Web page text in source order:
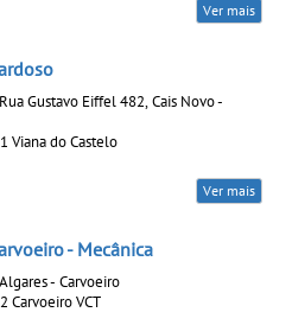
Ver mais
Rua Gustavo Eiffel 482, Cais Novo -
Viana do Castelo
Ver mais
- Mecânica
Algares - Carvoeiro
Carvoeiro VCT